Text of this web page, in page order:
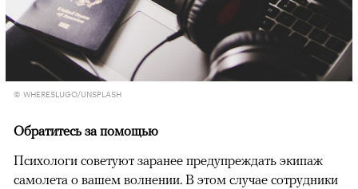
© WHERESLUGO/UNSPLASH
Обратитесь за помощью
Психологи советуют заранее предупреждать экипаж
самолета о вашем волнении. В этом случае сотрудники